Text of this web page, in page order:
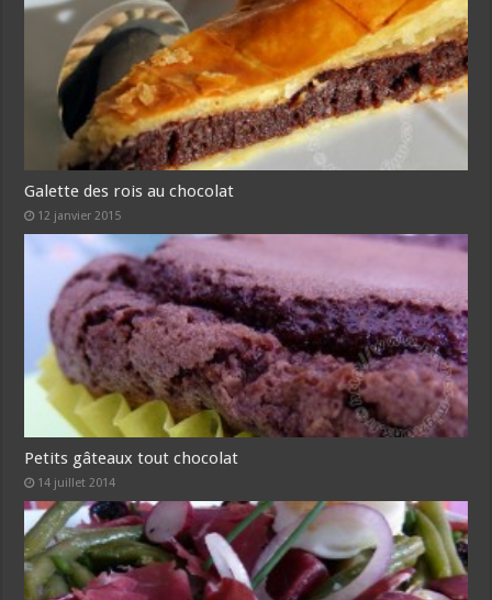
Galette des rois au chocolat
12 janvier 2015
Petits gâteaux tout chocolat
14 juillet 2014